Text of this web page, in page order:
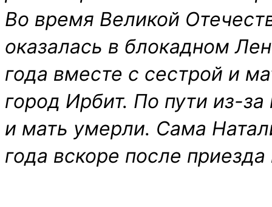
Во время Великой
оказалась в блокадном
года вместе с сестрой и
город Ирбит. По пути из-
и мать умерли. Сама
года вскоре после